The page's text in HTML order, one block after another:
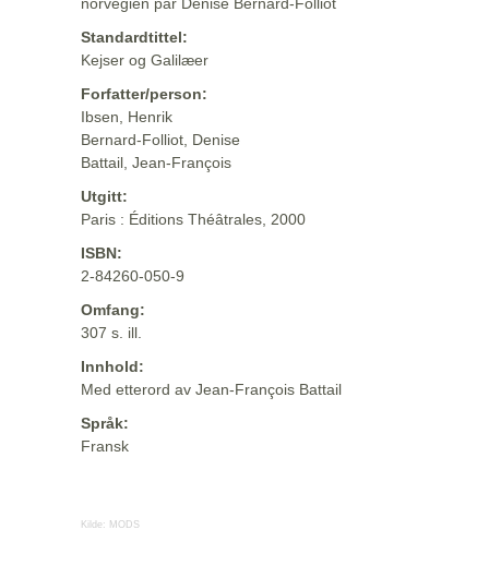
Standardtittel:
Kejser og Galilæer
Forfatter/person:
Ibsen, Henrik
Bernard-Folliot, Denise
Battail, Jean-François
Utgitt:
Paris : Éditions Théâtrales, 2000
ISBN:
2-84260-050-9
Omfang:
307 s. ill.
Innhold:
Med etterord av Jean-François Battail
Språk:
Fransk
Kilde: MODS